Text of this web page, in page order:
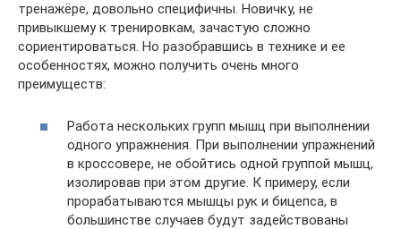
тренажёре, довольно специфичны. Новичку, не
привыкшему к тренировкам, зачастую сложно
сориентироваться. Но разобравшись в технике и ее
особенностях, можно получить очень много
преимуществ:
Работа нескольких групп мышц при выполнении
одного упражнения. При выполнении упражнений
в кроссовере, не обойтись одной группой мышц,
изолировав при этом другие. К примеру, если
прорабатываются мышцы рук и бицепса, в
большинстве случаев будут задействованы